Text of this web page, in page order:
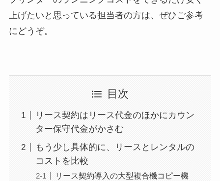
上げたいと思っている担当者の方は、ぜひご参考
にどうぞ。
目次
リース契約はリース代金のほかにカウン
ター保守代金がかさむ
もう少し具体的に、リースとレンタルの
コストを比較
リース契約導入の大型複合機コピー機